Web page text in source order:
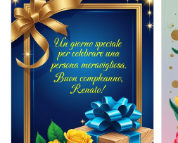
Cartoline animate
Accedi